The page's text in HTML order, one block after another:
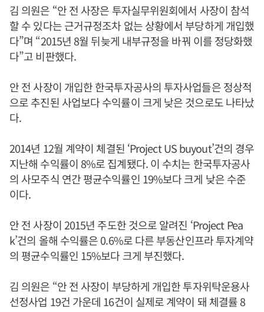
김 의원은 “안 전 사장은 투자실무위원회에서 사장이 참석
할 수 있다는 근거규정조차 없는 상황에서 부당하게 개입했
다”며 “2015년 8월 뒤늦게 내부규정을 바꿔 이를 정당화했
다”고 비판했다.
안 전 사장이 개입한 한국투자공사의 투자사업들은 정상적
으로 추진된 사업보다 수익률이 크게 낮은 것으로도 나타났
다.
2014년 12월 계약이 체결된 ‘Project US buyout’건의 경우
지난해 수익률이 8%로 집계됐다. 이 수치는 한국투자공사
의 사모주식 연간 평균수익률인 19%보다 크게 낮은 수준
이다.
안 전 사장이 2015년 주도한 것으로 알려진 ‘Project Pea
k’건의 올해 수익률은 0.6%로 다른 부동산인프라 투자계약
의 평균수익률인 15%보다 크게 부진했다.
김 의원은 “안 전 사장이 부당하게 개입한 투자위탁운용사
선정사업 19건 가운데 16건이 실제로 계약이 돼 체결률 8